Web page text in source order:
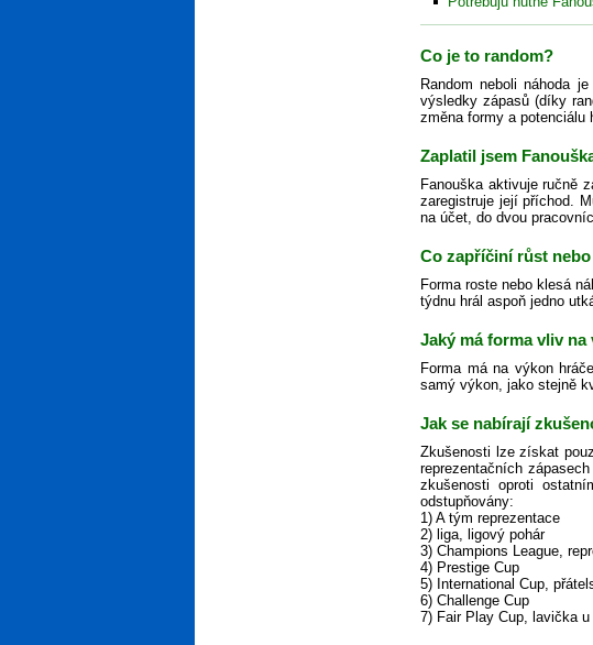
Co je to random?
Random neboli náhoda
výsledky zápasů (díky
změna formy a potenciálu
Zaplatil jsem
Fanouška aktivuje ručně
zaregistruje její příchod.
na účet, do dvou
Co zapříčiní růst
Forma roste nebo klesá
týdnu hrál aspoň jedno
Jaký má forma vliv na
Forma má na výkon
samý výkon, jako stejně
Jak se nabírají
Zkušenosti lze získat
reprezentačních
zkušenosti oproti
odstupňovány:
1) A tým reprezentace
2) liga, ligový pohár
3) Champions League,
4) Prestige Cup
5) International Cup,
6) Challenge Cup
7) Fair Play Cup, lavička u